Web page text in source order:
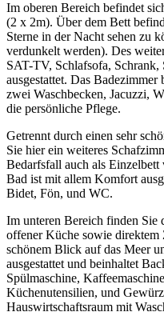
Im oberen Bereich befindet
(2 x 2m). Über dem Bett
Sterne in der Nacht sehen zu
verdunkelt werden). Des
SAT-TV, Schlafsofa,
ausgestattet. Das
zwei Waschbecken, Jacuzzi,
die persönliche Pflege.
Getrennt durch einen sehr
Sie hier ein weiteres
Bedarfsfall auch als Einzelbett
Bad ist mit allem Komfort
Bidet, Fön, und WC.
Im unteren Bereich finden Sie
offener Küche sowie direktem
schönem Blick auf das Meer
ausgestattet und beinhaltet
Spülmaschine,
Küchenutensilien, und
Hauswirtschaftsraum mit